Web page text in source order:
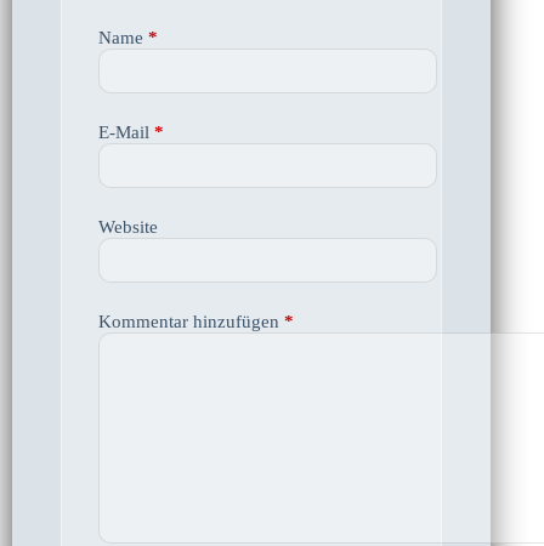
Name *
E-Mail *
Website
Kommentar hinzufügen *